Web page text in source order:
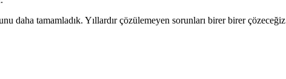
daha tamamladık. Yıllardır çözülemeyen sorunları birer birer çözeceğiz